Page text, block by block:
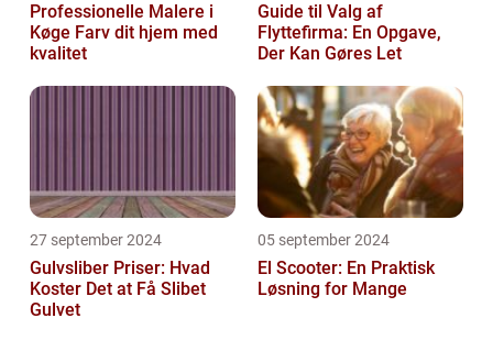
Professionelle Malere i
Køge Farv dit hjem med
kvalitet
Guide til Valg af
Flyttefirma: En Opgave,
Der Kan Gøres Let
27 september 2024
Gulvsliber Priser: Hvad
Koster Det at Få Slibet
Gulvet
05 september 2024
El Scooter: En Praktisk
Løsning for Mange